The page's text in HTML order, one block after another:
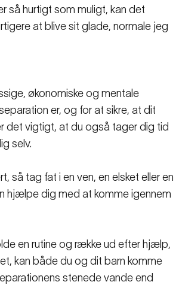
så hurtigt som muligt, kan det
at blive sit glade, normale jeg
økonomiske og mentale
er, og for at sikre, at dit
det vigtigt, at du også tager dig tid
selv.
så tag fat i en ven, en elsket eller en
hjælpe dig med at komme igennem
en rutine og række ud efter hjælp,
kan både du og dit barn komme
stenede vande end